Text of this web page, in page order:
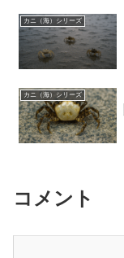
カニ（海）シリーズ
カニ（海）シリーズ
コメント